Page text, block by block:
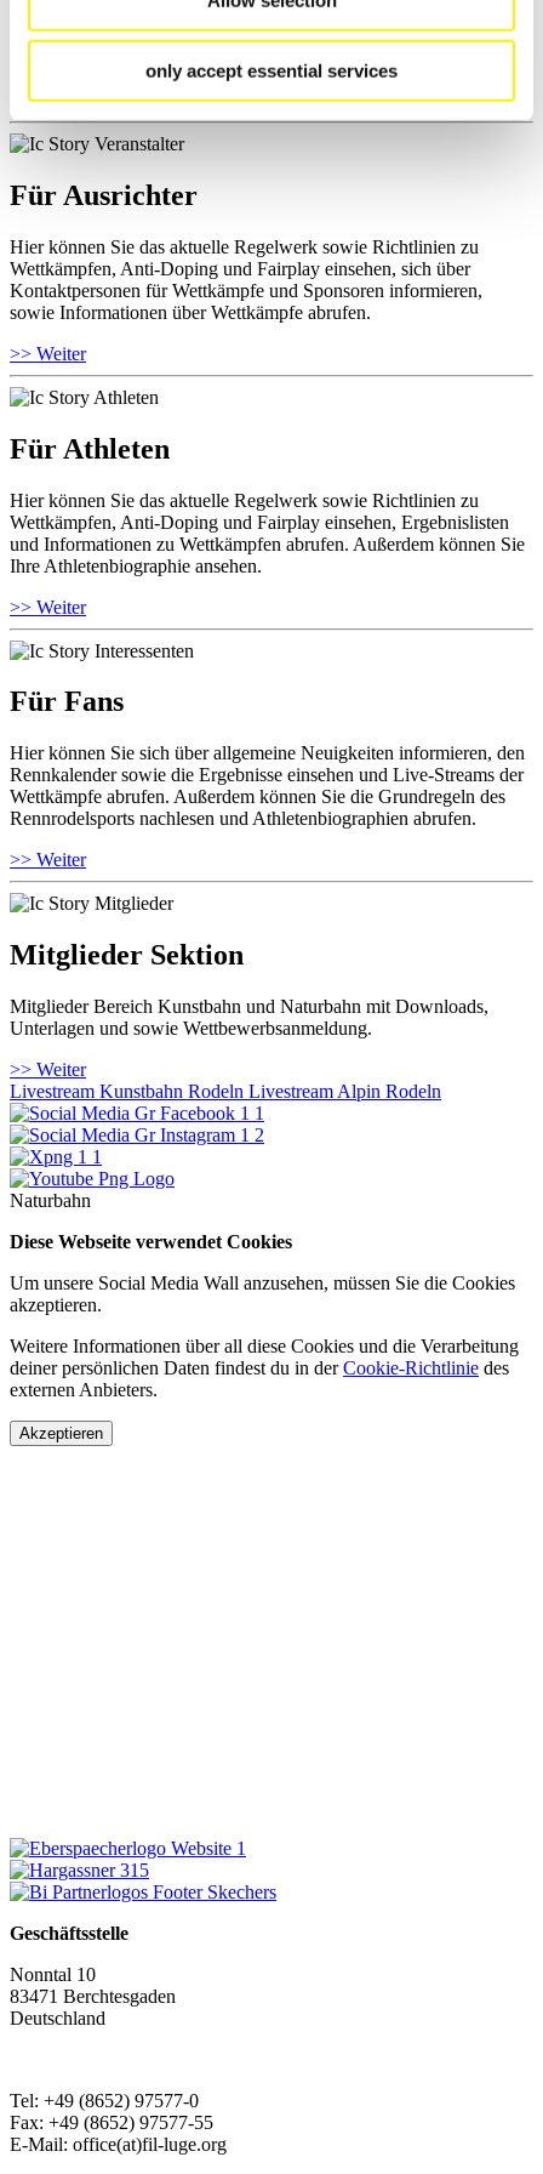
only accept essential services
Ausschreibungen für Wettkämpfe herunterladen, sowie auf die
Mitgliedersektion zugreifen.
>> Weiter
Für Ausrichter
Hier können Sie das aktuelle Regelwerk sowie Richtlinien zu
Wettkämpfen, Anti-Doping und Fairplay einsehen, sich über
Kontaktpersonen für Wettkämpfe und Sponsoren informieren,
sowie Informationen über Wettkämpfe abrufen.
>> Weiter
Für Athleten
Hier können Sie das aktuelle Regelwerk sowie Richtlinien zu
Wettkämpfen, Anti-Doping und Fairplay einsehen, Ergebnislisten
und Informationen zu Wettkämpfen abrufen. Außerdem können Sie
Ihre Athletenbiographie ansehen.
>> Weiter
Für Fans
Hier können Sie sich über allgemeine Neuigkeiten informieren, den
Rennkalender sowie die Ergebnisse einsehen und Live-Streams der
Wettkämpfe abrufen. Außerdem können Sie die Grundregeln des
Rennrodelsports nachlesen und Athletenbiographien abrufen.
>> Weiter
Mitglieder Sektion
Mitglieder Bereich Kunstbahn und Naturbahn mit Downloads,
Unterlagen und sowie Wettbewerbsanmeldung.
>> Weiter
Livestream Kunstbahn Rodeln Livestream Alpin Rodeln
Naturbahn
Diese Webseite verwendet Cookies
Um unsere Social Media Wall anzusehen, müssen Sie die Cookies
akzeptieren.
Weitere Informationen über all diese Cookies und die Verarbeitung
deiner persönlichen Daten findest du in derCookie-Richtlinie des
externen Anbieters.
Akzeptieren
Geschäftsstelle
Nonntal 10
83471 Berchtesgaden
Deutschland
Tel: +49 (8652) 97577-0
Fax: +49 (8652) 97577-55
E-Mail: office(at)fil-luge.org